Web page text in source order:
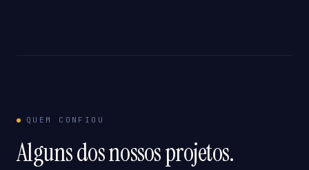
QUEM CONFIOU
Alguns dos nossos projetos.